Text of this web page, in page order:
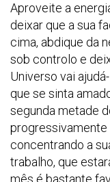
Aproveite a
deixar que a sua
cima, abdique da
sob controlo e
Universo vai
que se sinta
segunda metade
progressivamente
concentrando a
trabalho, que
mês é bastante